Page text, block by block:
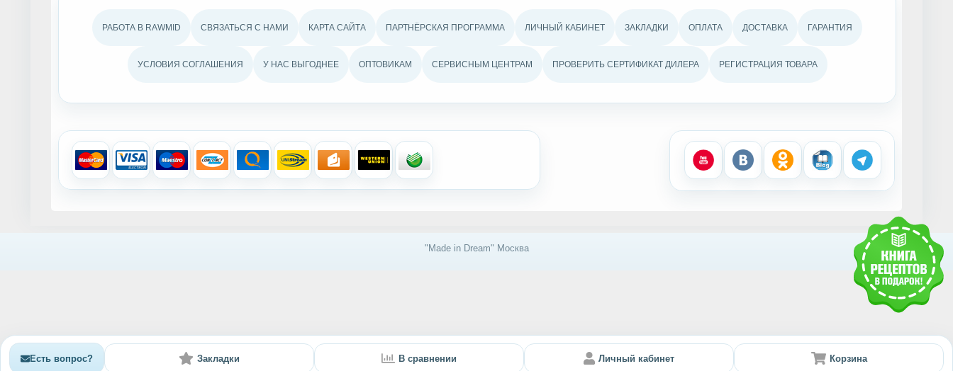
Есть вопрос? Закладки В сравнении Личный кабинет Корзина
РАБОТА В RAWMID СВЯЗАТЬСЯ С НАМИ КАРТА САЙТА ПАРТНЁРСКАЯ ПРОГРАММА ЛИЧНЫЙ КАБИНЕТ ЗАКЛАДКИ ОПЛАТА ДОСТАВКА ГАРАНТИЯ
УСЛОВИЯ СОГЛАШЕНИЯ У НАС ВЫГОДНЕЕ ОПТОВИКАМ СЕРВИСНЫМ ЦЕНТРАМ ПРОВЕРИТЬ СЕРТИФИКАТ ДИЛЕРА РЕГИСТРАЦИЯ ТОВАРА
"Made in Dream" Москва